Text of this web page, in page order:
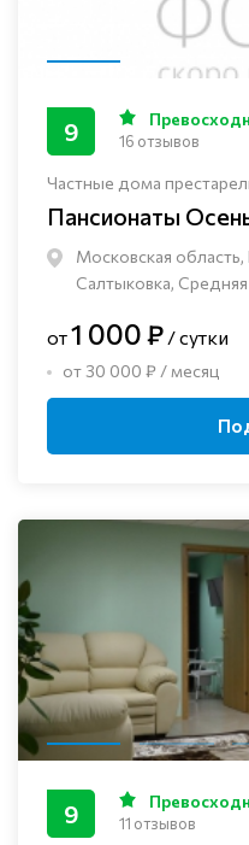
Частные дома
Пансионаты
Московская
Салтыковка, Средняя
9 16 отзывов
от1 000 ₽ / сутки
от 30 000 ₽ / месяц
9 11 отзывов